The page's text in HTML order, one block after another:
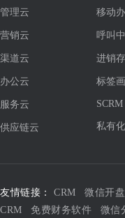
管理云
营销云
渠道云
办公云
服务云
供应链云
移动
呼叫
进销存
标签
SCRM
私有
友情链接： CRM 微信开盘
CRM
免费财务软件 微信